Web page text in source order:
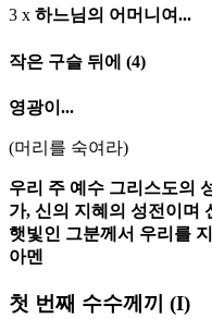
3 x 하느님의 어머니여...
작은 구슬 뒤에 (4)
영광이...
(머리를 숙여라)
우리 주 예수 그리스도의
가, 신의 지혜의 성전이며
햇빛인 그분께서 우리를
아멘
첫 번째 수수께끼 (I)